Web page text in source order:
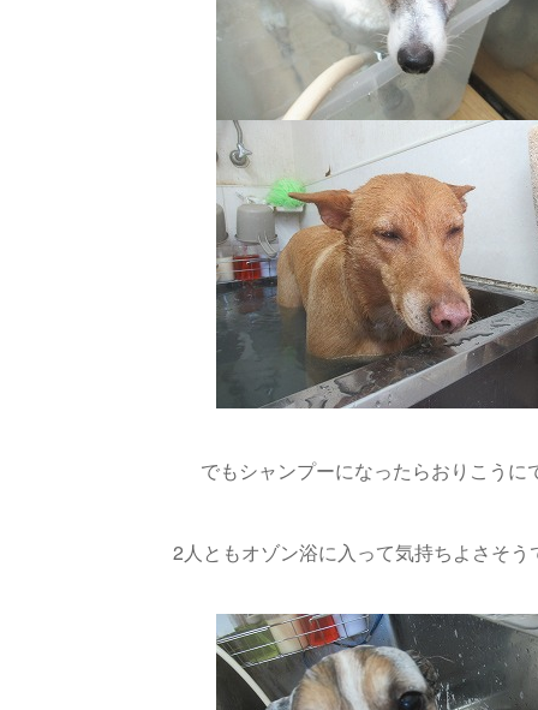
でもシャンプーになったらおりこうに
2人ともオゾン浴に入って気持ちよさそう